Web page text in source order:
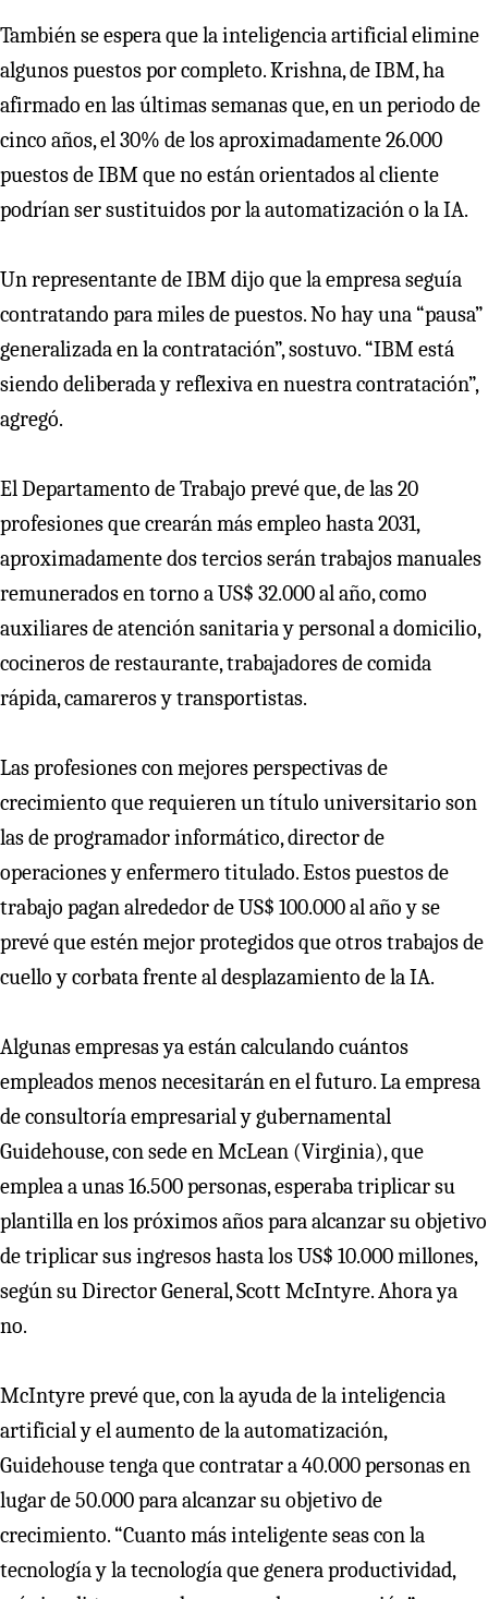
También se espera que la inteligencia artificial elimine
algunos puestos por completo. Krishna, de IBM, ha
afirmado en las últimas semanas que, en un periodo de
cinco años, el 30% de los aproximadamente 26.000
puestos de IBM que no están orientados al cliente
podrían ser sustituidos por la automatización o la IA.
Un representante de IBM dijo que la empresa seguía
contratando para miles de puestos. No hay una “pausa”
generalizada en la contratación”, sostuvo. “IBM está
siendo deliberada y reflexiva en nuestra contratación”,
agregó.
El Departamento de Trabajo prevé que, de las 20
profesiones que crearán más empleo hasta 2031,
aproximadamente dos tercios serán trabajos manuales
remunerados en torno a US$ 32.000 al año, como
auxiliares de atención sanitaria y personal a domicilio,
cocineros de restaurante, trabajadores de comida
rápida, camareros y transportistas.
Las profesiones con mejores perspectivas de
crecimiento que requieren un título universitario son
las de programador informático, director de
operaciones y enfermero titulado. Estos puestos de
trabajo pagan alrededor de US$ 100.000 al año y se
prevé que estén mejor protegidos que otros trabajos de
cuello y corbata frente al desplazamiento de la IA.
Algunas empresas ya están calculando cuántos
empleados menos necesitarán en el futuro. La empresa
de consultoría empresarial y gubernamental
Guidehouse, con sede en McLean (Virginia), que
emplea a unas 16.500 personas, esperaba triplicar su
plantilla en los próximos años para alcanzar su objetivo
de triplicar sus ingresos hasta los US$ 10.000 millones,
según su Director General, Scott McIntyre. Ahora ya
no.
McIntyre prevé que, con la ayuda de la inteligencia
artificial y el aumento de la automatización,
Guidehouse tenga que contratar a 40.000 personas en
lugar de 50.000 para alcanzar su objetivo de
crecimiento. “Cuanto más inteligente seas con la
tecnología y la tecnología que genera productividad,